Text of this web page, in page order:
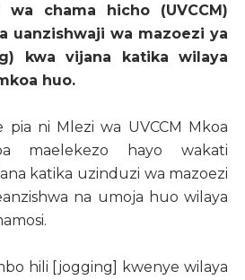
chama hicho (UVCCM)
uanzishwaji wa mazoezi ya
kwa vijana katika wilaya
huo.
pia ni Mlezi wa UVCCM Mkoa
maelekezo hayo wakati
katika uzinduzi wa mazoezi
na umoja huo wilaya
hili [jogging] kwenye wilaya